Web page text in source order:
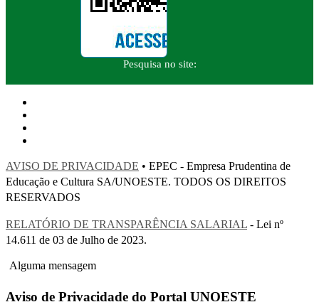
Pesquisa no site:
AVISO DE PRIVACIDADE • EPEC - Empresa Prudentina de
Educação e Cultura SA/UNOESTE. TODOS OS DIREITOS
RESERVADOS
RELATÓRIO DE TRANSPARÊNCIA SALARIAL - Lei nº
14.611 de 03 de Julho de 2023.
Alguma mensagem
Aviso de Privacidade do Portal UNOESTE